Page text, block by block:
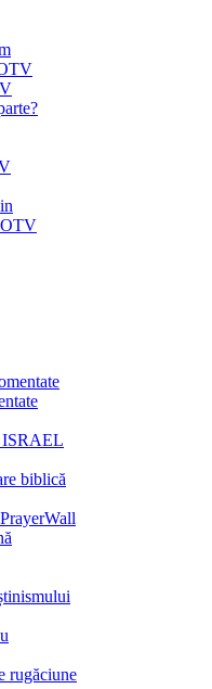
ISRAEL
biblică
rugăciune